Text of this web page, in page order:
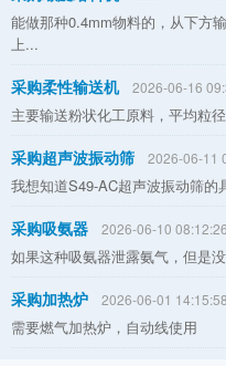
能做那种0.4mm物料的，从下方
上...
采购柔性输送机 2026-06-16
主要输送粉状化工原料，平均粒
采购超声波振动筛 2026-06-11
我想知道S49-AC超声波振动筛的
采购吸氨器 2026-06-10 08:12:26
如果这种吸氨器泄露氨气，但是
采购加热炉 2026-06-01 14:15:58
需要燃气加热炉，自动线使用